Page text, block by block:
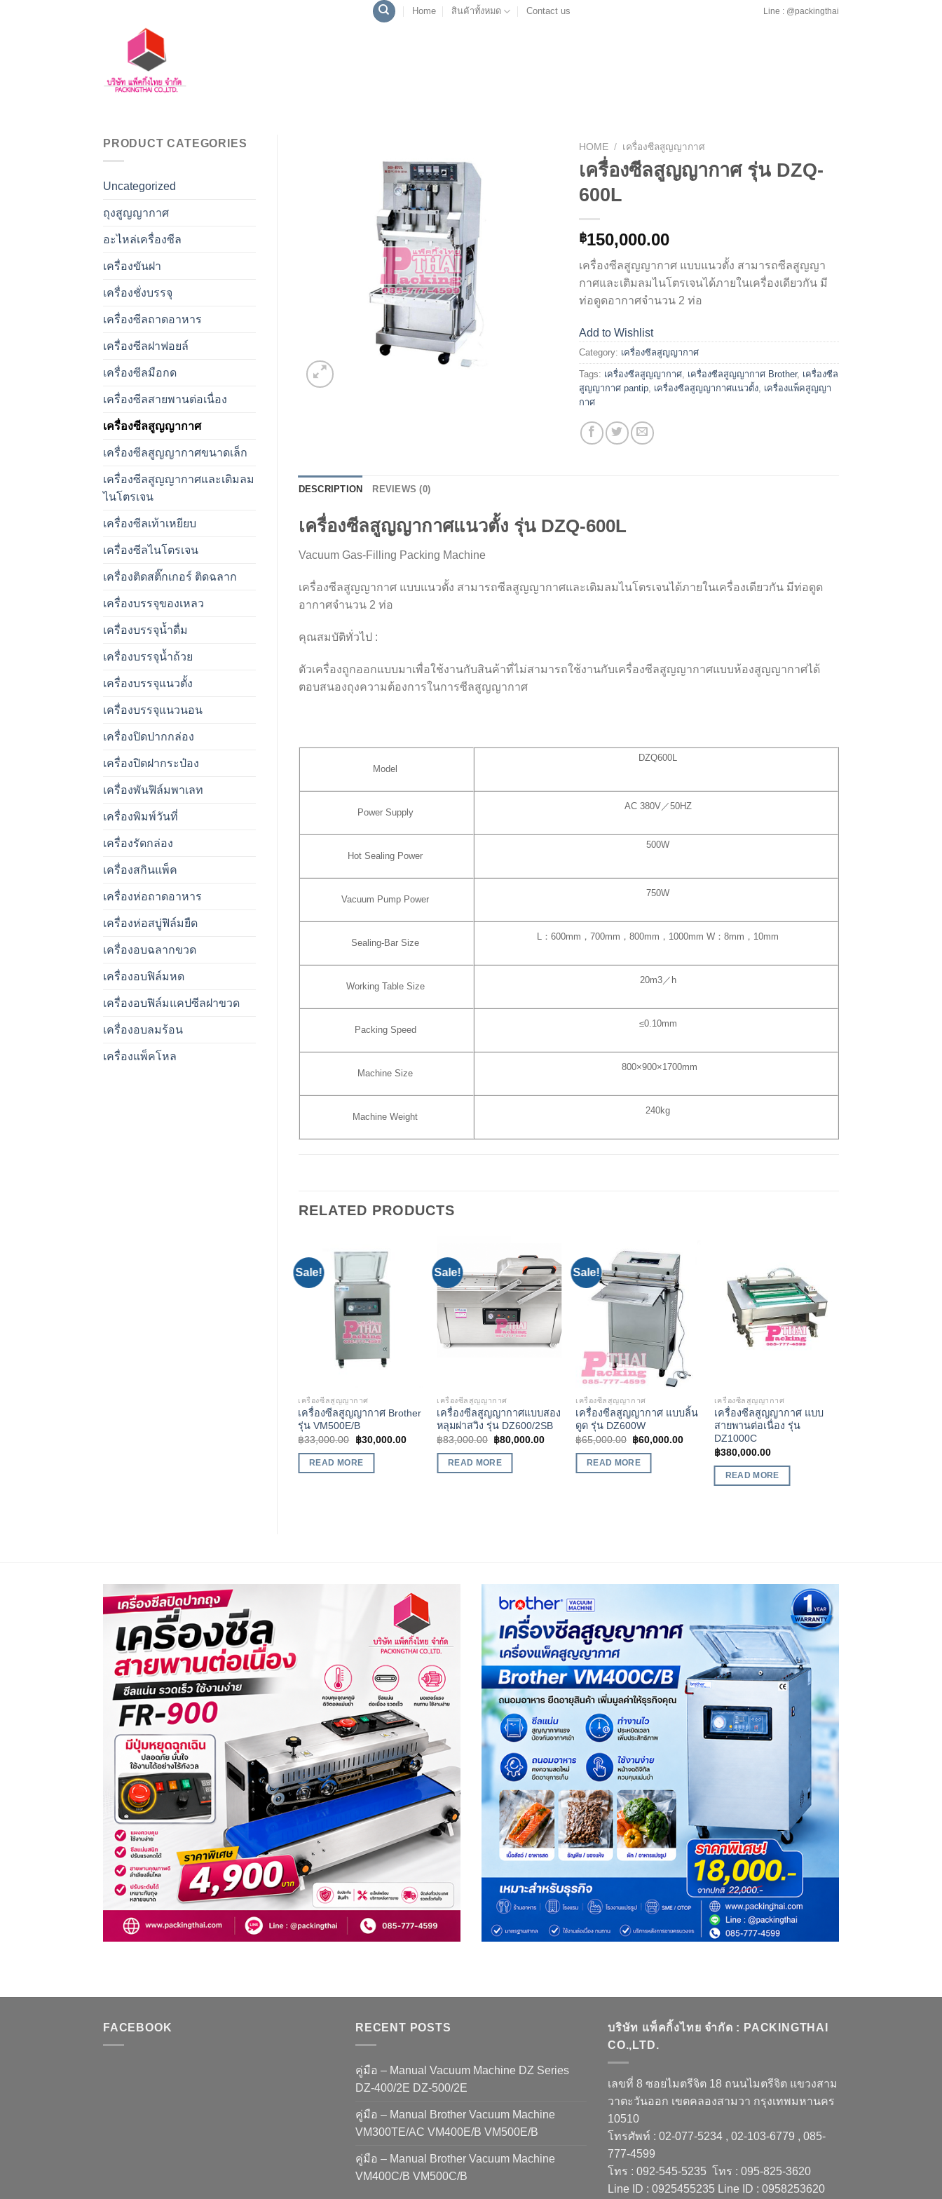
Home สินค้าทั้งหมด Contact us Line : @packingthai
PRODUCT CATEGORIES
Uncategorized
ถุงสูญญากาศ
อะไหล่เครื่องซีล
เครื่องขันฝา
เครื่องชั่งบรรจุ
เครื่องซีลถาดอาหาร
เครื่องซีลฝาฟอยล์
เครื่องซีลมือกด
เครื่องซีลสายพานต่อเนื่อง
เครื่องซีลสูญญากาศ
เครื่องซีลสูญญากาศขนาดเล็ก
เครื่องซีลสูญญากาศและเติมลม
ไนโตรเจน
เครื่องซีลเท้าเหยียบ
เครื่องซีลไนโตรเจน
เครื่องติดสติ๊กเกอร์ ติดฉลาก
เครื่องบรรจุของเหลว
เครื่องบรรจุน้ำดื่ม
เครื่องบรรจุน้ำถ้วย
เครื่องบรรจุแนวตั้ง
เครื่องบรรจุแนวนอน
เครื่องปิดปากกล่อง
เครื่องปิดฝากระป๋อง
เครื่องพันฟิล์มพาเลท
เครื่องพิมพ์วันที่
เครื่องรัดกล่อง
เครื่องสกินแพ็ค
เครื่องห่อถาดอาหาร
เครื่องห่อสบู่ฟิล์มยืด
เครื่องอบฉลากขวด
เครื่องอบฟิล์มหด
เครื่องอบฟิล์มแคปซีลฝาขวด
เครื่องอบลมร้อน
เครื่องแพ็คโหล
HOME / เครื่องซีลสูญญากาศ
เครื่องซีลสูญญากาศ รุ่น DZQ-
600L
฿150,000.00
เครื่องซีลสูญญากาศ แบบแนวตั้ง สามารถซีลสูญญา
กาศและเติมลมไนโตรเจนได้ภายในเครื่องเดียวกัน มี
ท่อดูดอากาศจำนวน 2 ท่อ
Add to Wishlist
Category: เครื่องซีลสูญญากาศ
Tags: เครื่องซีลสูญญากาศ เครื่องซีลสูญญากาศ Brother, เครื่องซีล
สูญญากาศ pantip เครื่องซีลสูญญากาศแนวตั้ง เครื่องแพ็คสูญญา
กาศ
DESCRIPTION REVIEWS (0)
เครื่องซีลสูญญากาศแนวตั้ง รุ่น DZQ-600L
Vacuum Gas-Filling Packing Machine
เครื่องซีลสูญญากาศ แบบแนวตั้ง สามารถซีลสูญญากาศและเติมลมไนโตรเจนได้ภายในเครื่องเดียวกัน มีท่อดูด
อากาศจำนวน 2 ท่อ
คุณสมบัติทั่วไป :
ตัวเครื่องถูกออกแบบมาเพื่อใช้งานกับสินค้าที่ไม่สามารถใช้งานกับเครื่องซีลสูญญากาศแบบห้องสูญญากาศได้
ตอบสนองถุงความต้องการในการซีลสูญญากาศ
Model
DZQ600L
Power Supply
AC 380V／50HZ
Hot Sealing Power
500W
Vacuum Pump Power
750W
Sealing-Bar Size
L：600mm，700mm，800mm，1000mm W：8mm，10mm
Working Table Size
20m3／h
Packing Speed
≤0.10mm
Machine Size
800×900×1700mm
Machine Weight
240kg
RELATED PRODUCTS
Sale!
Wishlist
เครื่องซีลสูญญากาศ
เครื่องซีลสูญญากาศ Brother
รุ่น VM500E/B
฿33,000.00 ฿30,000.00
READ MORE
Sale!
Add to
Wishlist
เครื่องซีลสูญญากาศ
เครื่องซีลสูญญากาศแบบสอง
หลุมฝาสวิง รุ่น DZ600/2SB
฿83,000.00 ฿80,000.00
READ MORE
Sale!
Add to
Wishlist
เครื่องซีลสูญญากาศ
เครื่องซีลสูญญากาศ แบบลิ้น
ดูด รุ่น DZ600W
฿65,000.00 ฿60,000.00
READ MORE
Wishlist
เครื่องซีลสูญญากาศ
เครื่องซีลสูญญากาศ แบบ
สายพานต่อเนื่อง รุ่น
DZ1000C
฿380,000.00
READ MORE
FACEBOOK RECENT POSTS
คู่มือ – Manual Vacuum Machine DZ Series
DZ-400/2E DZ-500/2E
คู่มือ – Manual Brother Vacuum Machine
VM300TE/AC VM400E/B VM500E/B
คู่มือ – Manual Brother Vacuum Machine
VM400C/B VM500C/B
บริษัท แพ็คกิ้งไทย จำกัด : PACKINGTHAI
CO.,LTD.
เลขที่ 8 ซอยไมตรีจิต 18 ถนนไมตรีจิต แขวงสาม
วาตะวันออก เขตคลองสามวา กรุงเทพมหานคร
10510
โทรศัพท์ : 02-077-5234 , 02-103-6779 , 085-
777-4599
โทร : 092-545-5235 โทร : 095-825-3620
Line ID : 0925455235 Line ID : 0958253620